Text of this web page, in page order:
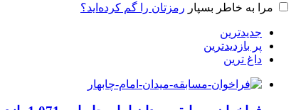
مرا به خاطر بسپار رمزتان را گم کرده‌اید؟
جدیدترین
پر بازدیدترین
داغ ترین